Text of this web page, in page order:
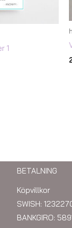
1
BETALNING
Köpvillkor
SWISH:
BANKGIRO: